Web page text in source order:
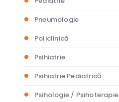
Pneumologie
Policlinică
Psihiatrie
Psihiatrie Pediatrică
Psihologie / Psihoterapie